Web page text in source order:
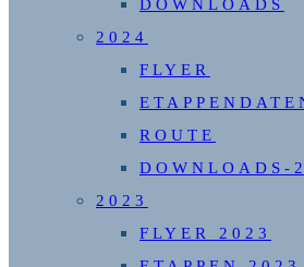
DOWNLOADS
2024
FLYER
ROUTE
DOWNLOADS-
2023
FLYER 2023